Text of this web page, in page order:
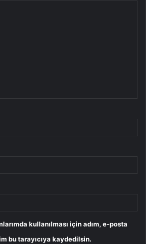
kullanılması için adım, e-posta
bu tarayıcıya kaydedilsin.